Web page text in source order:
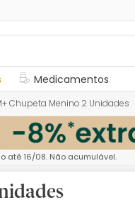
Medicamentos
Chupeta Menino 2 Unidades
até 16/08. Não acumulável.